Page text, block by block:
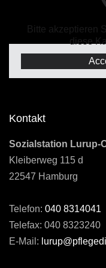
Bitte akzeptieren
diese
Kontakt
Sozialstation Lurup-
Kleiberweg 115 d
22547 Hamburg
Telefon: 040 8314041
Telefax: 040 8323240
E-Mail: